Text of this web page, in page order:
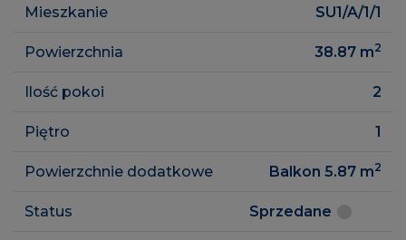
Mieszkanie SU1/A/1/1
Powierzchnia 38.87 m2
Ilość pokoi 2
Piętro 1
Powierzchnie dodatkowe Balkon 5.87 m2
Status Sprzedane